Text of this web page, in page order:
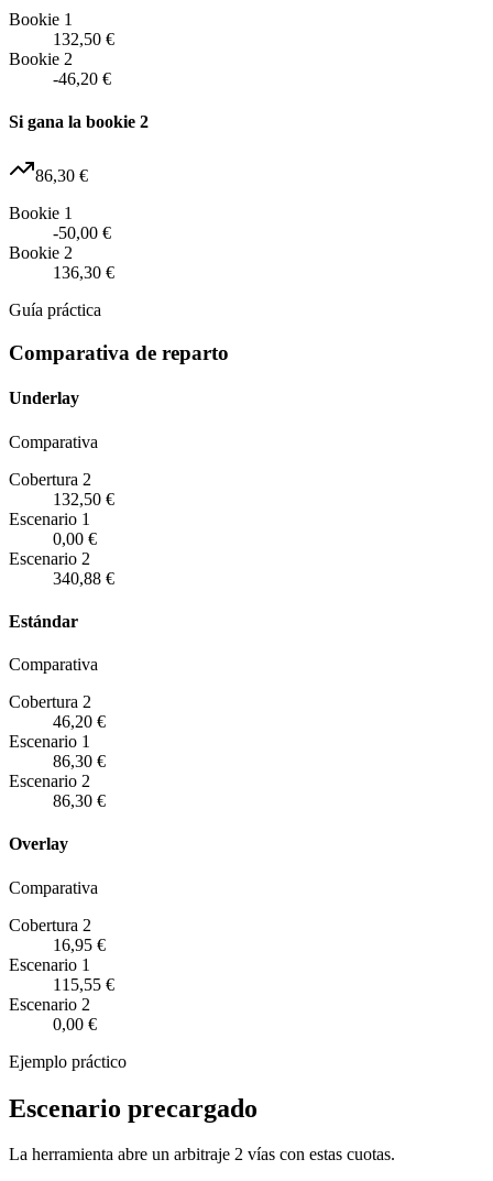
Bookie 1
132,50 €
Bookie 2
-46,20 €
Si gana la bookie 2
86,30 €
Bookie 1
-50,00 €
Bookie 2
136,30 €
Guía práctica
Comparativa de reparto
Underlay
Comparativa
Cobertura 2
132,50 €
Escenario 1
0,00 €
Escenario 2
340,88 €
Estándar
Comparativa
Cobertura 2
46,20 €
Escenario 1
86,30 €
Escenario 2
86,30 €
Overlay
Comparativa
Cobertura 2
16,95 €
Escenario 1
115,55 €
Escenario 2
0,00 €
Ejemplo práctico
Escenario precargado
La herramienta abre un arbitraje 2 vías con estas cuotas.